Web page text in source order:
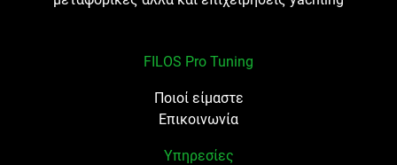
FILOS Pro Tuning
Ποιοί είμαστε
Επικοινωνία
Υπηρεσίες